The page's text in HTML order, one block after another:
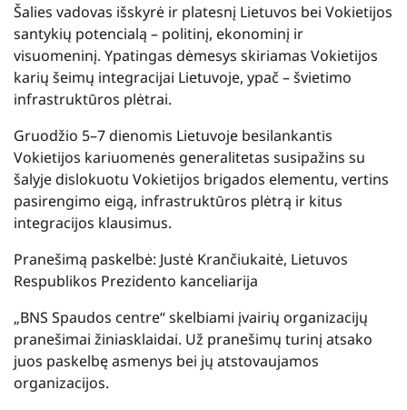
Šalies vadovas išskyrė ir platesnį Lietuvos bei Vokietijos
santykių potencialą – politinį, ekonominį ir
visuomeninį. Ypatingas dėmesys skiriamas Vokietijos
karių šeimų integracijai Lietuvoje, ypač – švietimo
infrastruktūros plėtrai.
Gruodžio 5–7 dienomis Lietuvoje besilankantis
Vokietijos kariuomenės generalitetas susipažins su
šalyje dislokuotu Vokietijos brigados elementu, vertins
pasirengimo eigą, infrastruktūros plėtrą ir kitus
integracijos klausimus.
Pranešimą paskelbė: Justė Krančiukaitė, Lietuvos
Respublikos Prezidento kanceliarija
„BNS Spaudos centre“ skelbiami įvairių organizacijų
pranešimai žiniasklaidai. Už pranešimų turinį atsako
juos paskelbę asmenys bei jų atstovaujamos
organizacijos.